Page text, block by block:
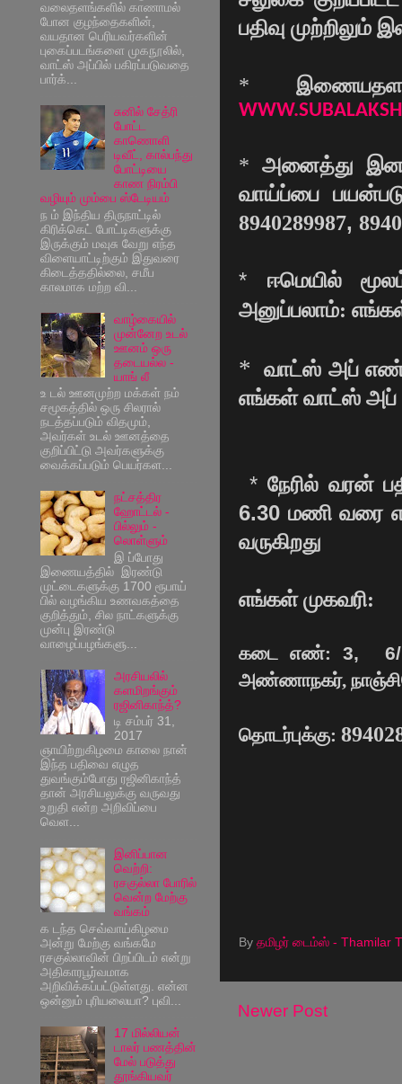
பதிவு முற்றிலும்
*
* அனைத்து
வாய்ப்பை
8940289987,
* ஈமெயில்
அனுப்பலாம்:
*
வாட்ஸ் அப் எண்
எங்கள் வாட்ஸ் அப்
*நேரில் வரன்
6.30 மணி வரை
வருகிறது
எங்கள் முகவரி:
கடை எண்:3,
அண்ணாநகர்,
தொடர்புக்கு:
By தமிழர் டைம்ஸ் - Thamilar
Newer Post
வலைதளங்களில் காணாமல்
போன குழந்தைகளின்,
வயதான பெரியவர்களின்
புகைப்படங்களை முகநூலில்,
வாட்ஸ் அப்பில் பகிரப்படுவதை
பார்க்...
சுனில் சேத்ரி
போட்ட
காணொளி
டிவீட், கால்பந்து
போட்டியை
காண நிரம்பி
வழியும் மும்பை ஸ்டேடியம்
ந ம் இந்திய திருநாட்டில்
கிரிக்கெட் போட்டிகளுக்கு
இருக்கும் மவுசு வேறு எந்த
விளையாட்டிற்கும் இதுவரை
கிடைத்ததில்லை, சமீப
காலமாக மற்ற வி...
வாழ்கையில்
முன்னேற உடல்
ஊனம் ஒரு
தடையல்ல -
யாங் லீ
உ டல் ஊனமுற்ற மக்கள் நம்
சமூகத்தில் ஒரு சிலரால்
நடத்தப்படும் விதமும்,
அவர்கள் உடல் ஊனத்தை
குறிப்பிட்டு அவர்களுக்கு
வைக்கப்படும் பெயர்கள...
நட்சத்திர
ஹோட்டல் -
பில்லும் -
லொள்ளும்
இ ப்போது
இணையத்தில் இரண்டு
முட்டைகளுக்கு 1700 ரூபாய்
பில் வழங்கிய உணவகத்தை
குறித்தும், சில நாட்களுக்கு
முன்பு இரண்டு
வாழைப்பழங்களு...
அரசியலில்
களமிறங்கும்
ரஜினிகாந்த்?
டி சம்பர் 31,
2017
ஞாயிற்றுகிழமை காலை நான்
இந்த பதிவை எழுத
துவங்கும்போது ரஜினிகாந்த்
தான் அரசியலுக்கு வருவது
உறுதி என்ற அறிவிப்பை
வெள...
இனிப்பான
வெற்றி:
ரசகுல்லா போரில்
வென்ற மேற்கு
வங்கம்
க டந்த செவ்வாய்கிழமை
அன்று மேற்கு வங்கமே
ரசகுல்லாவின் பிறப்பிடம் என்று
அதிகாரபூர்வமாக
அறிவிக்கப்பட்டுள்ளது. என்ன
ஒன்னும் புரியலையா? புவி...
17 மில்லியன்
டாலர் பணத்தின்
மேல் படுத்து
தூங்கியவர்